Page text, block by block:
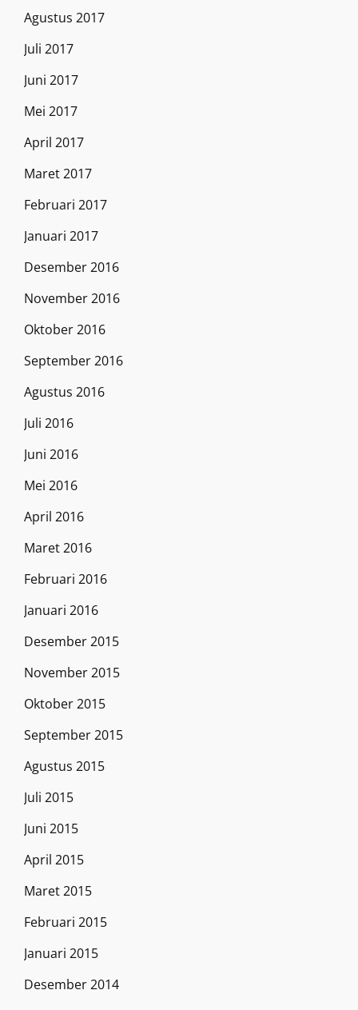
Agustus 2017
Juli 2017
Juni 2017
Mei 2017
April 2017
Maret 2017
Februari 2017
Januari 2017
Desember 2016
November 2016
Oktober 2016
September 2016
Agustus 2016
Juli 2016
Juni 2016
Mei 2016
April 2016
Maret 2016
Februari 2016
Januari 2016
Desember 2015
November 2015
Oktober 2015
September 2015
Agustus 2015
Juli 2015
Juni 2015
April 2015
Maret 2015
Februari 2015
Januari 2015
Desember 2014